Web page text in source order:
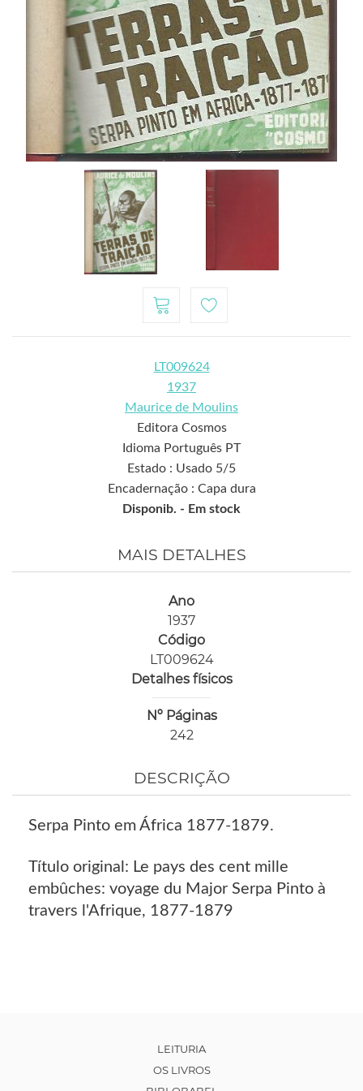
LT009624
1937
Maurice de Moulins
Editora Cosmos
Idioma Português PT
Estado : Usado 5/5
Encadernação : Capa dura
Disponib. - Em stock
MAIS DETALHES
Ano
1937
Código
LT009624
Detalhes físicos
Nº Páginas
242
DESCRIÇÃO
Serpa Pinto em África 1877-1879.
Título original: Le pays des cent mille
embûches: voyage du Major Serpa Pinto à
travers l'Afrique, 1877-1879
LEITURIA
OS LIVROS